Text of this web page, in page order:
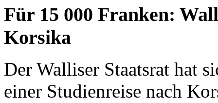
Für 15 000 Franken:
Korsika
Der Walliser Staatsrat hat
einer Studienreise nach